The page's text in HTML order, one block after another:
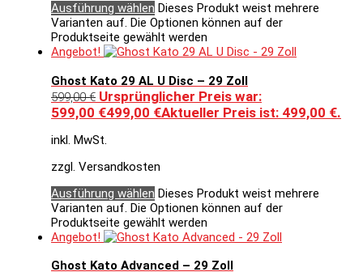
Ausführung wählen Dieses Produkt weist mehrere
Varianten auf. Die Optionen können auf der
Produktseite gewählt werden
Angebot!
Ghost Kato 29 AL U Disc – 29 Zoll
599,00€ Ursprünglicher Preis war:
599,00 €499,00 €Aktueller Preis ist: 499,00 €.
inkl. MwSt.
zzgl. Versandkosten
Ausführung wählen Dieses Produkt weist mehrere
Varianten auf. Die Optionen können auf der
Produktseite gewählt werden
Angebot!
Ghost Kato Advanced – 29 Zoll